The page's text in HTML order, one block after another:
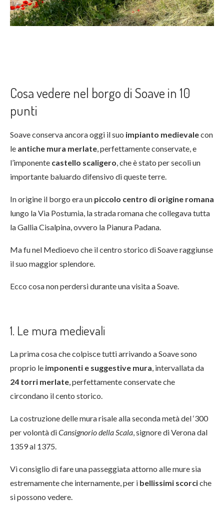
Cosa vedere nel borgo di Soave in 10
punti
Soave conserva ancora oggi il suo impianto medievalecon
le antiche mura merlate , perfettamente conservate, e
l’imponente castello scaligero , che è stato per secoli un
importante baluardo difensivo di queste terre.
In origine il borgo era un piccolo centro di origine romana
lungo la Via Postumia, la strada romana che collegava tutta
la Gallia Cisalpina, ovvero la Pianura Padana.
Ma fu nel Medioevo che il centro storico di Soave raggiunse
il suo maggior splendore.
Ecco cosa non perdersi durante una visita a Soave.
1. Le mura medievali
La prima cosa che colpisce tutti arrivando a Soave sono
proprio le imponenti e suggestive mura , intervallata da
24 torri merlate , perfettamente conservate che
circondano il cento storico.
La costruzione delle mura risale alla seconda metà del ‘300
per volontà diCansignorio della Scala , signore di Verona dal
1359 al 1375.
Vi consiglio di fare una passeggiata attorno alle mure sia
estremamente che internamente, per i bellissimi scorciche
si possono vedere.